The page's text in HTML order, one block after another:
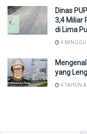
Dinas
3,4 Miliar
di Lima
4 MINGGU
yang
4 TAHUN